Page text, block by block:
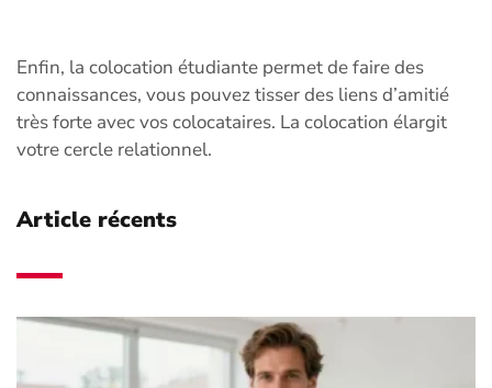
Enfin, la colocation étudiante permet de faire des
connaissances, vous pouvez tisser des liens d’amitié
très forte avec vos colocataires. La colocation élargit
votre cercle relationnel.
Article récents